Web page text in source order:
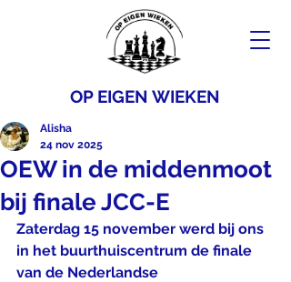
OP EIGEN WIEKEN
OEW in de middenmoot
bij finale JCC-E
Alisha
24 nov 2025
Zaterdag 15 november werd bij ons
in het buurthuiscentrum de finale
van de Nederlandse